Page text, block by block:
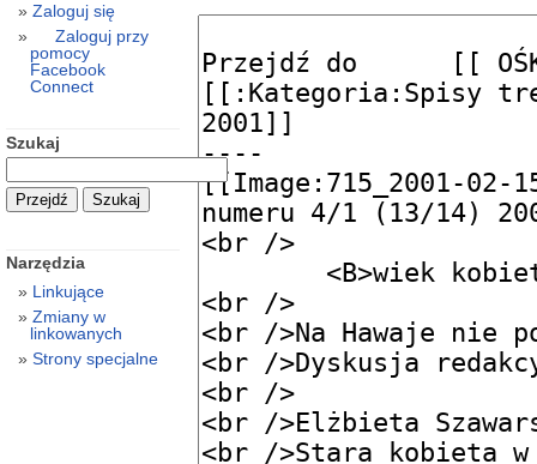
Zaloguj się
Zaloguj przy
pomocy
Facebook
Connect
Szukaj
Narzędzia
Linkujące
Zmiany w
linkowanych
Strony specjalne